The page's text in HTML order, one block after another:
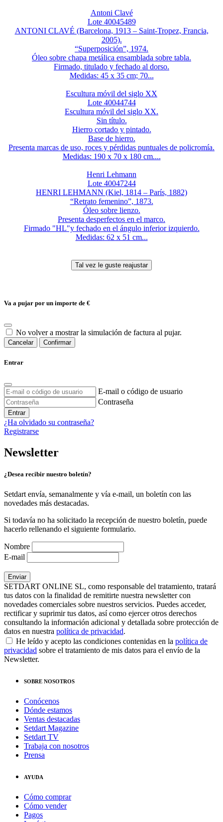
Antoni Clavé
Lote 40045489
ANTONI CLAVÉ (Barcelona, 1913 – Saint-Tropez, Francia,
2005).
“Superposición”, 1974.
Óleo sobre chapa metálica ensamblada sobre tabla.
Firmado, titulado y fechado al dorso.
Medidas: 45 x 35 cm; 70...
Escultura móvil del siglo XX
Lote 40044744
Escultura móvil del siglo XX.
Sin título.
Hierro cortado y pintado.
Base de hierro.
Presenta marcas de uso, roces y pérdidas puntuales de policromía.
Medidas: 190 x 70 x 180 cm....
Henri Lehmann
Lote 40047244
HENRI LEHMANN (Kiel, 1814 – París, 1882)
“Retrato femenino”, 1873.
Óleo sobre lienzo.
Presenta desperfectos en el marco.
Firmado "HL"y fechado en el ángulo inferior izquierdo.
Medidas: 62 x 51 cm...
Va a pujar por un importe de €
No volver a mostrar la simulación de factura al pujar.
Cancelar Confirmar
Entrar
E-mail o código de usuario
Contraseña
Entrar
¿Ha olvidado su contraseña?
Registrarse
Newsletter
¿Desea recibir nuestro boletín?
Setdart envía, semanalmente y vía e-mail, un boletín con las
novedades más destacadas.
Si todavía no ha solicitado la recepción de nuestro boletín, puede
hacerlo rellenando el siguiente formulario.
Nombre
E-mail
SETDART ONLINE SL, como responsable del tratamiento, tratará
tus datos con la finalidad de remitirte nuestra newsletter con
novedades comerciales sobre nuestros servicios. Puedes acceder,
rectificar y suprimir tus datos, así como ejercer otros derechos
consultando la información adicional y detallada sobre protección de
datos en nuestra política de privacidad.
He leído y acepto las condiciones contenidas en la política de
privacidad sobre el tratamiento de mis datos para el envío de la
Newsletter.
SOBRE NOSOTROS
Conócenos
Dónde estamos
Ventas destacadas
Setdart Magazine
Setdart TV
Trabaja con nosotros
Prensa
AYUDA
Cómo comprar
Cómo vender
Pagos